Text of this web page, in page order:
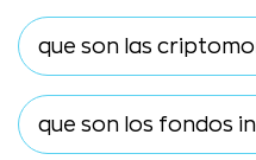
que son las
que son los fondos